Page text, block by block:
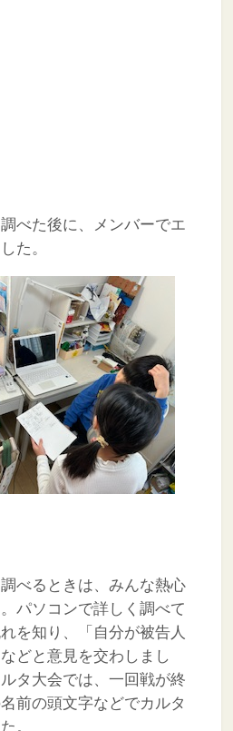
べた後に、メンバーでエ
た。
べるときは、みんな熱心
パソコンで詳しく調べて
を知り、「自分が被告人
どと意見を交わしまし
タ大会では、一回戦が終
前の頭文字などでカルタ
。